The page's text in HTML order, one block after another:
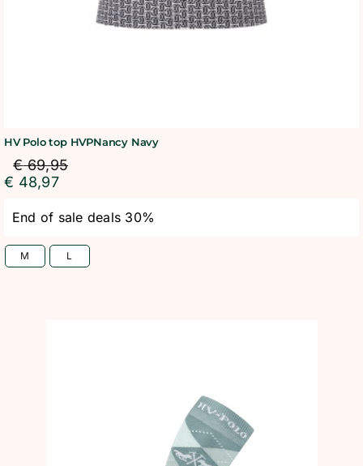
HV Polo top HVPNancy Navy
€69,95
€ 48,97
End of sale deals 30%
M L